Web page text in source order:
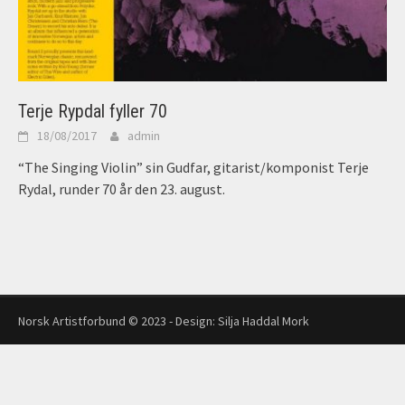
Terje Rypdal fyller 70
18/08/2017 admin
“The Singing Violin” sin Gudfar, gitarist/komponist Terje
Rydal, runder 70 år den 23. august.
Norsk Artistforbund © 2023 - Design: Silja Haddal Mork